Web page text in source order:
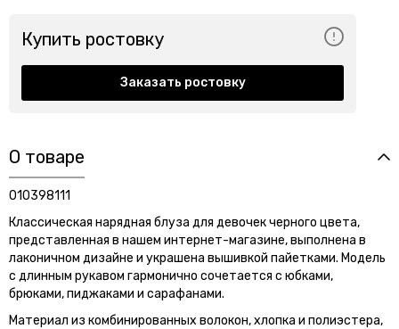
Купить ростовку
Заказать ростовку
О товаре
010398111
Классическая нарядная блуза для девочек черного цвета,
представленная в нашем интернет-магазине, выполнена в
лаконичном дизайне и украшена вышивкой пайетками. Модель
с длинным рукавом гармонично сочетается с юбками,
брюками, пиджаками и сарафанами.
Материал из комбинированных волокон, хлопка и полиэстера,